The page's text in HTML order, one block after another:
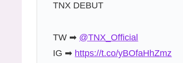
TNX DEBUT
TW ➡ @TNX_Official
IG ➡ https://t.co/yBOfaHhZmz